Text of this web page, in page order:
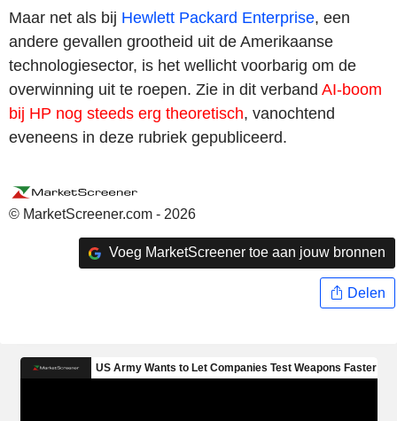
Maar net als bij Hewlett Packard Enterprise, een
andere gevallen grootheid uit de Amerikaanse
technologiesector, is het wellicht voorbarig om de
overwinning uit te roepen. Zie in dit verband AI-boom
bij HP nog steeds erg theoretisch, vanochtend
eveneens in deze rubriek gepubliceerd.
© MarketScreener.com - 2026
Voeg MarketScreener toe aan jouw bronnen
Delen